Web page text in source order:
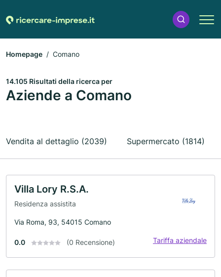
Homepage Comano
14.105 Risultati della ricerca per
Aziende a Comano
Vendita al dettaglio (2039) Supermercato (1814)
Villa Lory R.S.A.
Residenza assistita
Via Roma, 93, 54015 Comano
0.0 (0 Recensione) Tariffa aziendale